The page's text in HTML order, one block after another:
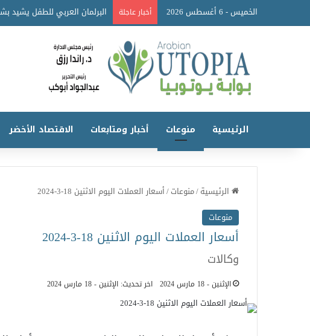
الخميس - 6 أغسطس 2026 أخبار عاجلة
الرئيسية منوعات أخبار ومتابعات الاقتصاد الأخضر
الرئيسية/منوعات/أسعار العملات اليوم الاثنين 18-3-2024
منوعات
أسعار العملات اليوم الاثنين 18-3-2024
وكالات
الإثنين - 18 مارس 2024 اخر تحديث: الإثنين - 18 مارس 2024